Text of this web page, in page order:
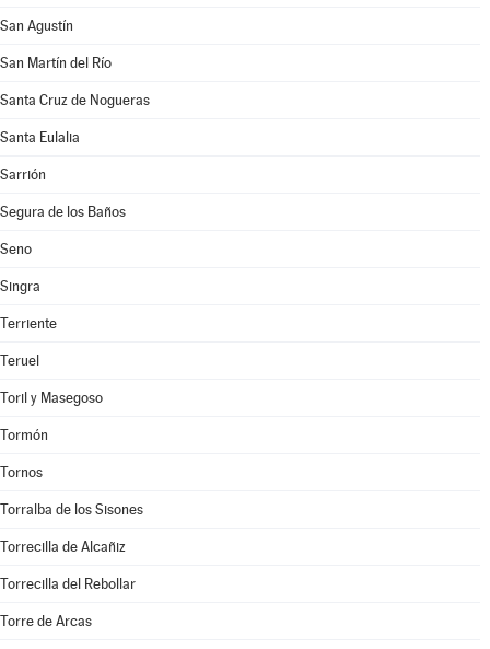
San Agustín
San Martín del Río
Santa Cruz de Nogueras
Santa Eulalia
Sarrión
Segura de los Baños
Seno
Singra
Terriente
Teruel
Toril y Masegoso
Tormón
Tornos
Torralba de los Sisones
Torrecilla de Alcañiz
Torrecilla del Rebollar
Torre de Arcas